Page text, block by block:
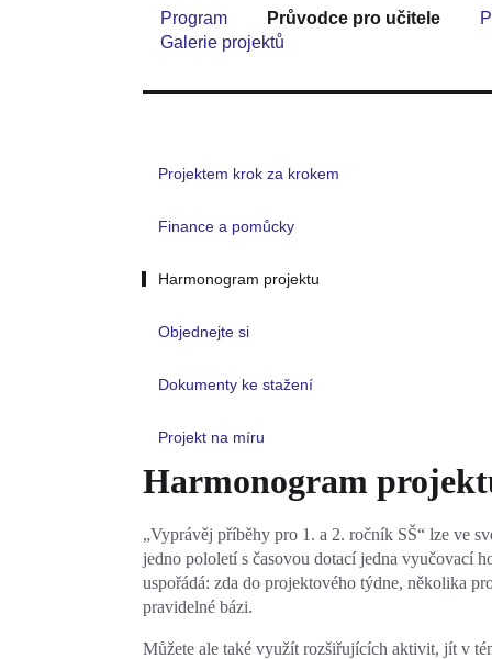
Program Průvodce pro učitele
Galerie projektů
Projektem krok za krokem
Finance a pomůcky
Harmonogram projektu
Objednejte si
Dokumenty ke stažení
Projekt na míru
Harmonogram
„Vyprávěj příběhy pro 1. a 2. ročník SŠ“ lze ve
jedno pololetí s časovou dotací jedna vyučovací
uspořádá: zda do projektového týdne, několika
pravidelné bázi.
Můžete ale také využít rozšiřujících aktivit, jít v